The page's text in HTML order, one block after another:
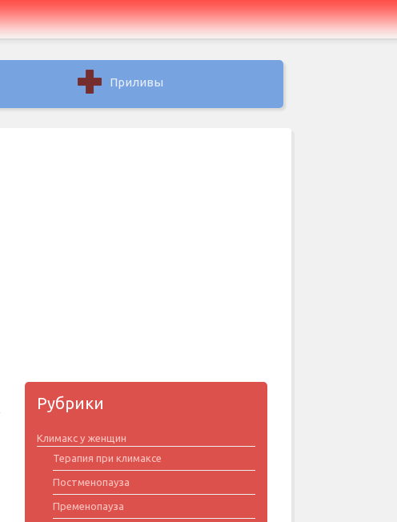
Приливы
Рубрики
Климакс у женщин
Терапия при климаксе
Постменопауза
Пременопауза